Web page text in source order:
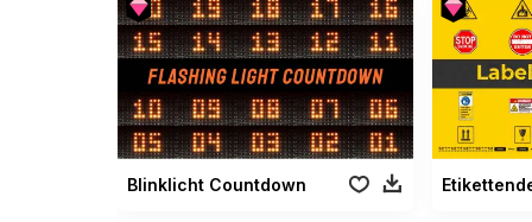
Blinklicht Countdown